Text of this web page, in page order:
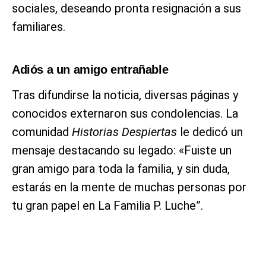
sociales, deseando pronta resignación a sus
familiares.
Adiós a un amigo entrañable
Tras difundirse la noticia, diversas páginas y
conocidos externaron sus condolencias. La
comunidad Historias Despiertas le dedicó un
mensaje destacando su legado: «Fuiste un
gran amigo para toda la familia, y sin duda,
estarás en la mente de muchas personas por
tu gran papel en La Familia P. Luche”.